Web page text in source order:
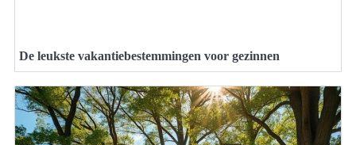
De leukste vakantiebestemmingen voor gezinnen